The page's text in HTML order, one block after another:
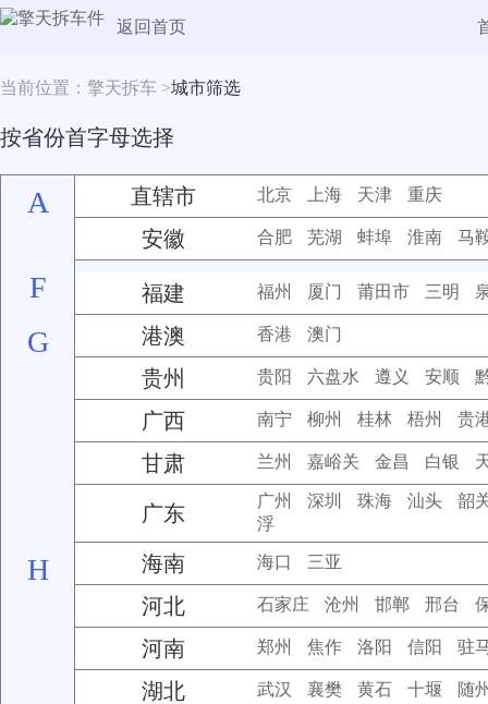
返回首页
当前位置：擎天拆车 >城市筛选
按省份首字母选择
A 直辖市 北京 上海 天津 重庆
安徽 合肥 芜湖 蚌埠 淮南 马
F 福建 福州 厦门 莆田市 三明
G 港澳 香港 澳门
贵州 贵阳 六盘水 遵义 安顺
广西 南宁 柳州 桂林 梧州 贵
甘肃 兰州 嘉峪关 金昌 白银
广东
广州 深圳 珠海 汕头
韶
浮
H 海南 海口 三亚
河北 石家庄 沧州 邯郸 邢台
河南 郑州 焦作 洛阳 信阳 驻
湖北 武汉 襄樊 黄石 十堰 随